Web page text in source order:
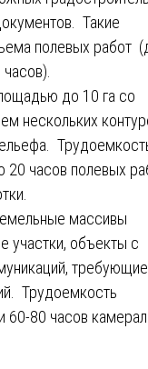
Такие
полевых работ
до 10 га со
нескольких
20 часов полевых
массивы
участки, объекты с
требующие
Трудоемкость
60-80 часов